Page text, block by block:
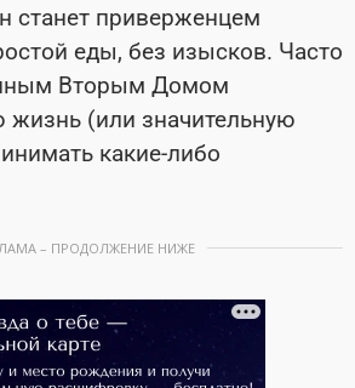
станет приверженцем
еды, без изысков. Часто
Вторым Домом
(или значительную
какие-либо
– ПРОДОЛЖЕНИЕ НИЖЕ